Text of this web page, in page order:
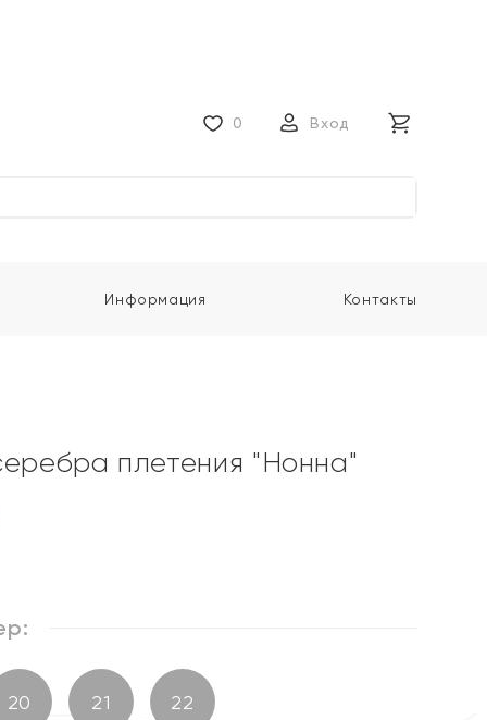
0 Вход
Информация Контакты
плетения "Нонна"
20 21 22